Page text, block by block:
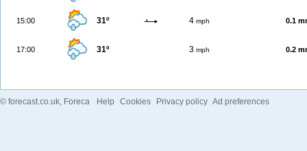
15:00 31º 4 mph 0.1
17:00 31º 3 mph 0.2
© forecast.co.uk, Foreca Help Cookies Privacy policy Ad preferences